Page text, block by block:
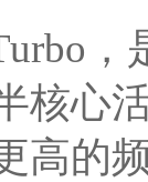
核心
高的